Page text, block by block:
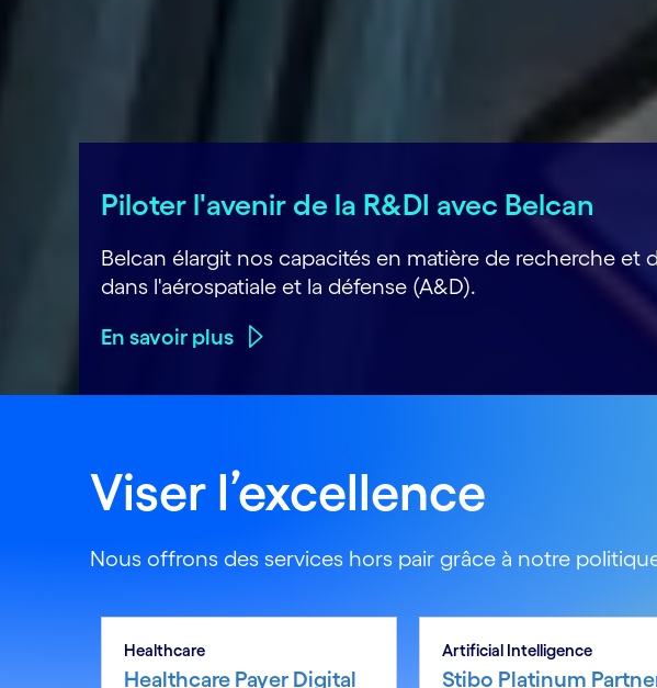
Piloter l'avenir de la R&DI avec Belcan
Belcan élargit nos capacités en matière de recherche
dans l'aérospatiale et la défense (A&D).
En savoir plus
Viser l’excellence
Nous offrons des services hors pair grâce à notre
Healthcare
Healthcare Payer Digital
Artificial Intelligence
Stibo Platinum